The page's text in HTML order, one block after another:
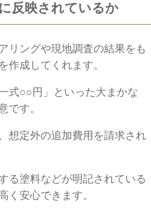
反映されているか
リングや現地調査の結果をも
作成してくれます。
式○○円」といった大まかな
です。
想定外の追加費用を請求され
る塗料などが明記されている
く安心できます。